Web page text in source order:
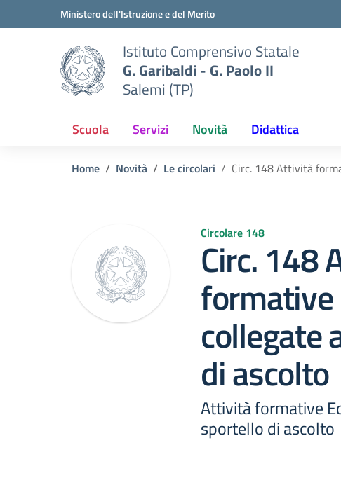
Vai ai contenuti
Vai al menu di navigazioneMinistero dell'Istruzione e del Merito
Istituto Comprensivo Statale
G. Garibaldi - G. Paolo II
Salemi (TP)
Scuola Servizi Novità Didattica
Home Novità Le circolari Circ. 148 Attività
Circolare 148
Circ. 148
formative
collegate
di ascolto
Attività formative
sportello di ascolto